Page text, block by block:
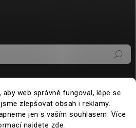
web správně fungoval, lépe se
zlepšovat obsah i reklamy.
jen s vaším souhlasem. Více
najdete zde.
Hledat